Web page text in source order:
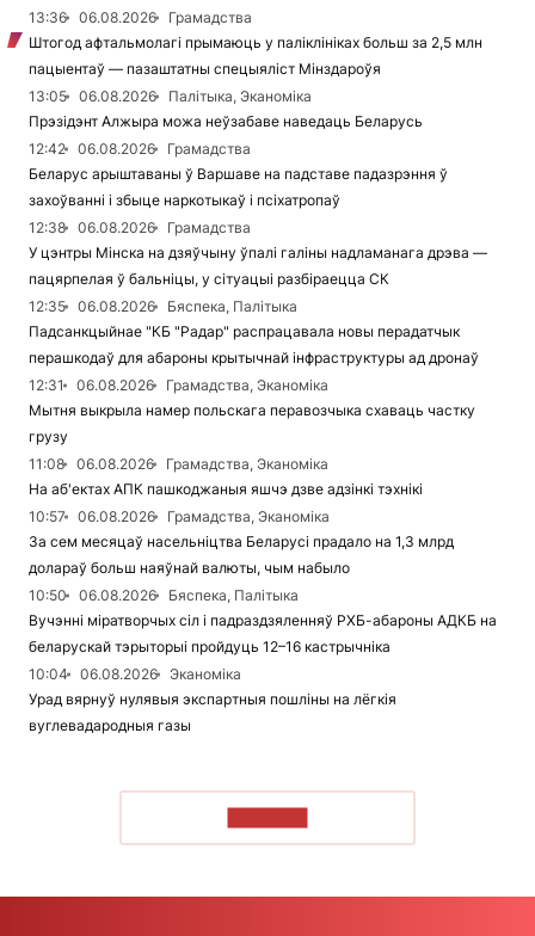
13:36
06.08.2026
Грамадства
Штогод афтальмолагі прымаюць у паліклініках больш за 2,5 млн
пацыентаў — пазаштатны спецыяліст Мінздароўя
13:05
06.08.2026
Палітыка, Эканоміка
Прэзідэнт Алжыра можа неўзабаве наведаць Беларусь
12:42
06.08.2026
Грамадства
Беларус арыштаваны ў Варшаве на падставе падазрэння ў
захоўванні і збыце наркотыкаў і псіхатропаў
12:38
06.08.2026
Грамадства
У цэнтры Мінска на дзяўчыну ўпалі галіны надламанага дрэва —
пацярпелая ў бальніцы, у сітуацыі разбіраецца СК
12:35
06.08.2026
Бяспека, Палітыка
Падсанкцыйнае "КБ "Радар" распрацавала новы перадатчык
перашкодаў для абароны крытычнай інфраструктуры ад дронаў
12:31
06.08.2026
Грамадства, Эканоміка
Мытня выкрыла намер польскага перавозчыка схаваць частку
грузу
11:08
06.08.2026
Грамадства, Эканоміка
На аб'ектах АПК пашкоджаныя яшчэ дзве адзінкі тэхнікі
10:57
06.08.2026
Грамадства, Эканоміка
За сем месяцаў насельніцтва Беларусі прадало на 1,3 млрд
долараў больш наяўнай валюты, чым набыло
10:50
06.08.2026
Бяспека, Палітыка
Вучэнні міратворчых сіл і падраздзяленняў РХБ-абароны АДКБ на
беларускай тэрыторыі пройдуць 12–16 кастрычніка
10:04
06.08.2026
Эканоміка
Урад вярнуў нулявыя экспартныя пошліны на лёгкія
вуглевадародныя газы